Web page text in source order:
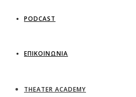
PODCAST
ΕΠΙΚΟΙΝΩΝΙΑ
THEATER ACADEMY